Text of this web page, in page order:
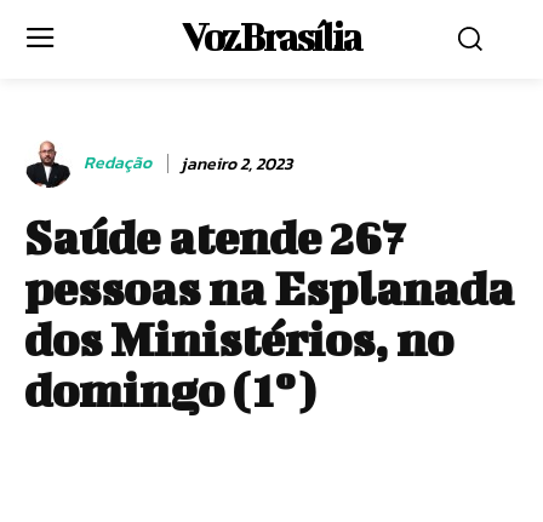
Voz Brasília
Redação janeiro 2, 2023
Saúde atende 267
pessoas na Esplanada
dos Ministérios, no
domingo (1º)